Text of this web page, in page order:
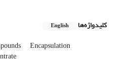
کلیدواژه‌ها English
Encapsulation